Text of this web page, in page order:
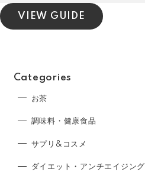
VIEW GUIDE
Categories
お茶
調味料・健康食品
サプリ&コスメ
ダイエット・アンチエイジング